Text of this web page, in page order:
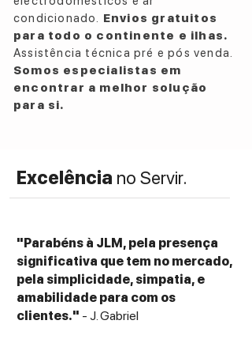
laterais.
Modo de Jogo (Gaming): Baixa latência
(Input Lag reduzido) para uma experiência
de jogo otimizada
Cores: Tecnologia Amazing Colour
(cobertura Rec.709 para cores
Relação de Projeção: 1.5:1 ~ 1.66:1
Zoom: 1.1x Manual
(1.5A), Saída de Áudio 3.5mm, S/PDIF
(Ótica), RS232 e 12V Trigger
Dimensões e peso
Dimensões (LxAxP): 315 mm x 118 mm x
condicionado. Envios gratuitos
para todo o continente e ilhas.
Assistência técnica pré e pós venda.
Somos especialistas em
encontrar a melhor solução
para si.
Excelência no Servir.
"Parabéns à JLM, pela presença
significativa que tem no mercado,
pela simplicidade, simpatia, e
amabilidade para com os
clientes." - J. Gabriel